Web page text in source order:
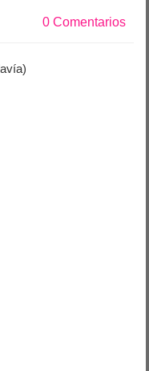
0 Comentarios